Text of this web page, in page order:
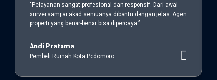
“Pelayanan sangat profesional dan responsif. Dari awal
survei sampai akad semuanya dibantu dengan jelas. Agen
properti yang benar-benar bisa dipercaya.”
Andi Pratama
Pembeli Rumah Kota Podomoro